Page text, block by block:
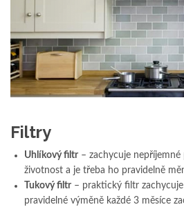
Filtry
Uhlíkový filtr – zachycuje nepříjemné
životnost a je třeba ho pravidelně
Tukový filtr – praktický filtr
pravidelné výměně každé 3 měsíce